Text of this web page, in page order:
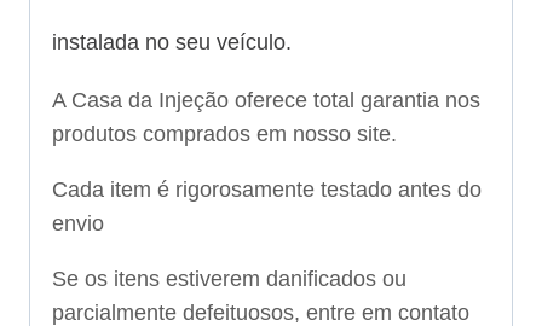
instalada no seu veículo.
A Casa da Injeção oferece total garantia nos
produtos comprados em nosso site.
Cada item é rigorosamente testado antes do
envio
Se os itens estiverem danificados ou
parcialmente defeituosos, entre em contato